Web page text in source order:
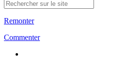
Remonter
Commenter